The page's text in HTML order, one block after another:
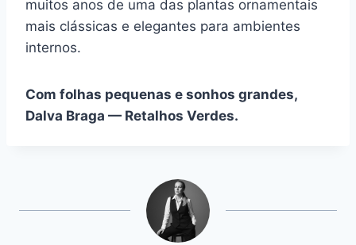
muitos anos de uma das plantas ornamentais
mais clássicas e elegantes para ambientes
internos.
Com folhas pequenas e sonhos grandes,
Dalva Braga — Retalhos Verdes.